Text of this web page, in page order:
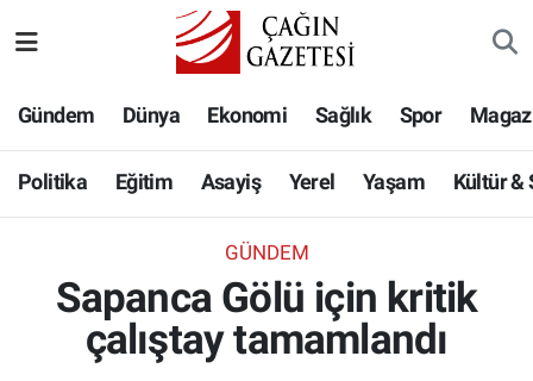
Gündem Dünya Ekonomi Sağlık Spor
Politika Eğitim Asayiş Yerel Yaşam Kültür &
GÜNDEM
Sapanca Gölü için kritik
çalıştay tamamlandı
Eğitim
Asayiş
Yaşam
Hava Durumu
Namaz Vakitleri
Süper Lig Puan Durumu ve Fikstür